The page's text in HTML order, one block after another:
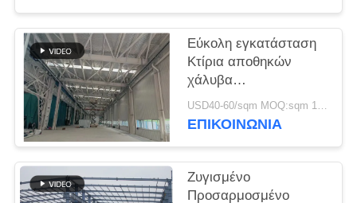
Εύκολη εγκατάσταση
Κτίρια αποθηκών
χάλυβα
Περιβαλλοντικά
φιλικές λύσεις
USD40-60/sqm MOQ:sqm 1000
ΕΠΙΚΟΙΝΩΝΙΑ
Ζυγισμένο
Προσαρμοσμένο